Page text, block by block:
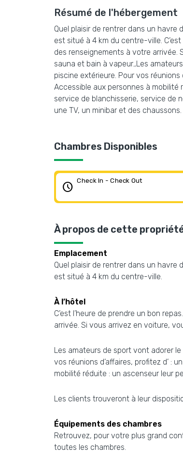
Résumé de l'hébergement
Quel plaisir de rentrer dans un havre
est situé à 4 km du centre-ville.
des renseignements à votre arrivée.
sauna et bain à vapeur.,Les
piscine extérieure. Pour vos
Accessible aux personnes à mobilité
service de blanchisserie, service de
une TV, un minibar et des
Chambres Disponibles
schedule Check In - Check Out
À propos de cette
Emplacement
Quel plaisir de rentrer dans un havre
est situé à 4 km du centre-ville.
À l’hôtel
C’est l’heure de prendre un bon
arrivée. Si vous arrivez en voiture,
Les amateurs de sport vont adorer
vos réunions d’affaires, profitez d’ :
mobilité réduite : un ascenseur leur
Les clients trouveront à leur
Équipements des chambres
Retrouvez, pour votre plus grand
toutes les chambres.